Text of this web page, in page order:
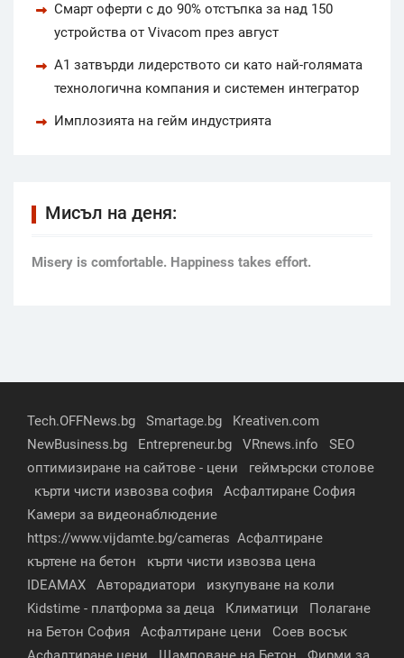
Смарт оферти с до 90% отстъпка за над 150
устройства от Vivacom през август
А1 затвърди лидерството си като най-голямата
технологична компания и системен интегратор
Имплозията на гейм индустрията
Мисъл на деня:
Мisery is comfortable. Happiness takes effort.
Tech.OFFNews.bg Smartage.bg
Kreativen.com
NewBusiness.bg
Entrepreneur.bg VRnews.info
SEO
оптимизиране на сайтове - цени
геймърски столове
кърти чисти извозва софия
Асфалтиране София
Камери за видеонаблюдение
https://www.vijdamte.bg/cameras Асфалтиране
къртене на бетон
кърти чисти извозва цена
IDEAMAX
Авторадиатори
изкупуване на коли
Kidstime - платформа за деца
Климатици
Полагане
на Бетон София
Асфалтиране цени
Соев восък